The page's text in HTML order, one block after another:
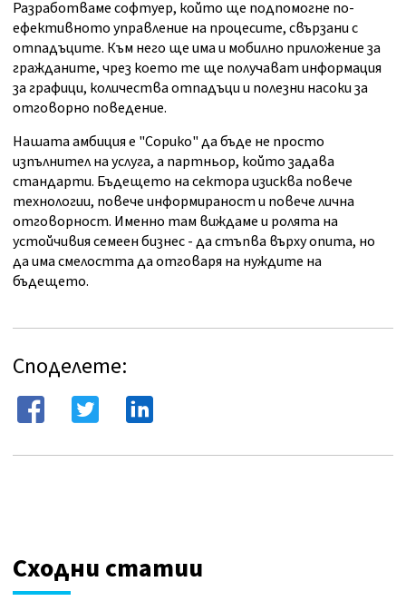
Разработваме софтуер, който ще подпомогне по-
ефективното управление на процесите, свързани с
отпадъците. Към него ще има и мобилно приложение за
гражданите, чрез което те ще получават информация
за графици, количества отпадъци и полезни насоки за
отговорно поведение.
Нашата амбиция е "Сорико" да бъде не просто
изпълнител на услуга, а партньор, който задава
стандарти. Бъдещето на сектора изисква повече
технологии, повече информираност и повече лична
отговорност. Именно там виждаме и ролята на
устойчивия семеен бизнес - да стъпва върху опита, но
да има смелостта да отговаря на нуждите на
бъдещето.
Споделете:
Сходни статии